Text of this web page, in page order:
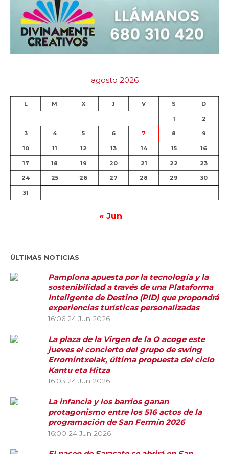
agosto 2026
L M X J V S D
1 2
3 4 5 6 7 8 9
10 11 12 13 14 15 16
17 18 19 20 21 22 23
24 25 26 27 28 29 30
31
« Jun
ÚLTIMAS NOTICIAS
Pamplona apuesta por la tecnología y la
sostenibilidad a través de una Plataforma
Inteligente de Destino (PID) que propondrá
experiencias turísticas personalizadas
16:06 24 Jun 2026
La plaza de la Virgen de la O acoge este
jueves el concierto del grupo de swing
Erromintxelak, última propuesta del ciclo
Kantu eta Hitza
16:03 24 Jun 2026
La infancia y los barrios ganan
protagonismo entre los 516 actos de la
programación de San Fermín 2026
16:00 24 Jun 2026